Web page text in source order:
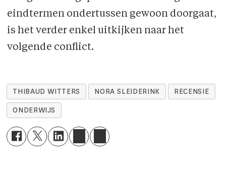
eindtermen ondertussen gewoon doorgaat,
is het verder enkel uitkijken naar het
volgende conflict.
THIBAUD WITTERS NORA SLEIDERINK RECENSIE
ONDERWIJS